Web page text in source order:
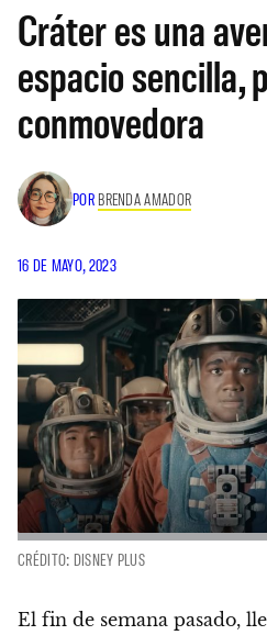
Cráter es una
espacio sencilla,
conmovedora
POR BRENDA AMADOR
16 DE MAYO, 2023
CRÉDITO: DISNEY PLUS
El fin de semana pasado,